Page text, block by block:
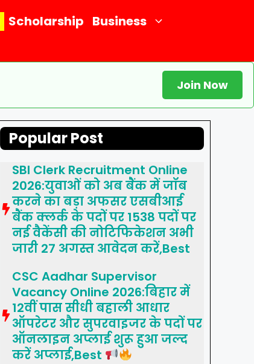
Scholarship Business
Join Now
Popular Post
SBI Clerk Recruitment Online
2026:युवाओं को अब बैंक में जॉब
करने का बड़ा अफसर एसबीआई
बैंक क्लर्क के पदों पर 1538 पदों पर
नई वैकेंसी की नोटिफिकेशन अभी
जारी 27 अगस्त आवेदन करें,Best
CSC Aadhar Supervisor
Vacancy Online 2026:बिहार में
12वीं पास सीधी बहाली आधार
ऑपरेटर और सुपरवाइजर के पदों पर
ऑनलाइन अप्लाई शुरू हुआ जल्द
करें अप्लाई,Best